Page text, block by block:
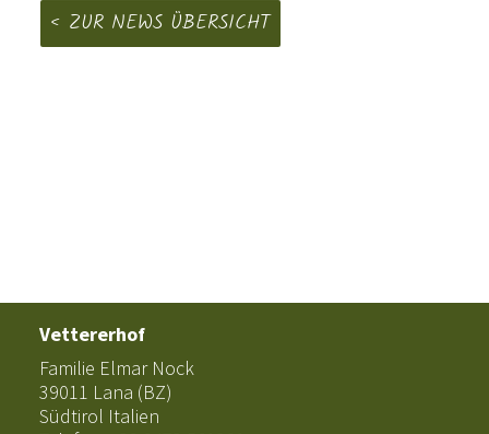
ZUR NEWS ÜBERSICHT
Vettererhof
Familie Elmar Nock
39011 Lana (BZ)
Südtirol Italien